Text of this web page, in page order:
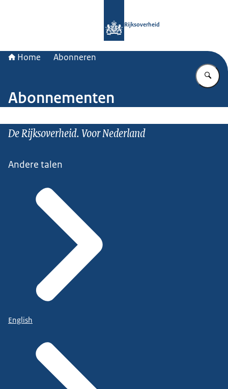
Rijksoverheid
Home Abonneren
Abonnementen
De Rijksoverheid. Voor Nederland
Andere talen
English